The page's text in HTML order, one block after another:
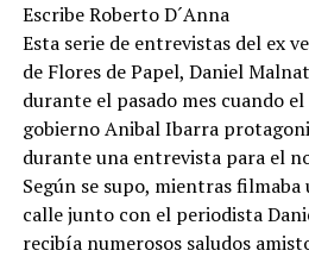
Escribe Roberto D´Anna
Esta serie de entrevistas del ex
de Flores de Papel, Daniel
durante el pasado mes cuando
gobierno Anibal Ibarra
durante una entrevista para el
Según se supo, mientras
calle junto con el periodista
recibía numerosos saludos